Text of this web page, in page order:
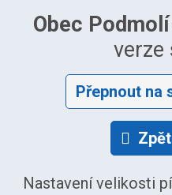
Obec Podmolí
verze
Přepnout na
Nastavení velikosti